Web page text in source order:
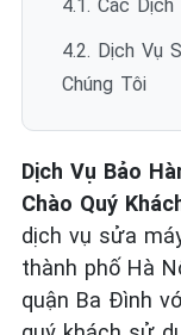
4.1. Các
4.2. Dịch Vụ
Chúng Tôi
Dịch Vụ Bảo
Chào Quý
dịch vụ sửa
thành phố Hà
quận Ba Đình